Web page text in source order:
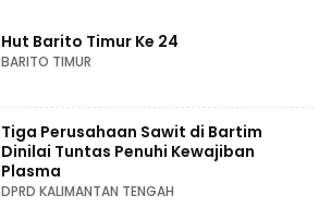
Hut Barito Timur Ke 24
BARITO TIMUR
Tiga Perusahaan Sawit di Bartim
Dinilai Tuntas Penuhi Kewajiban
Plasma
DPRD KALIMANTAN TENGAH